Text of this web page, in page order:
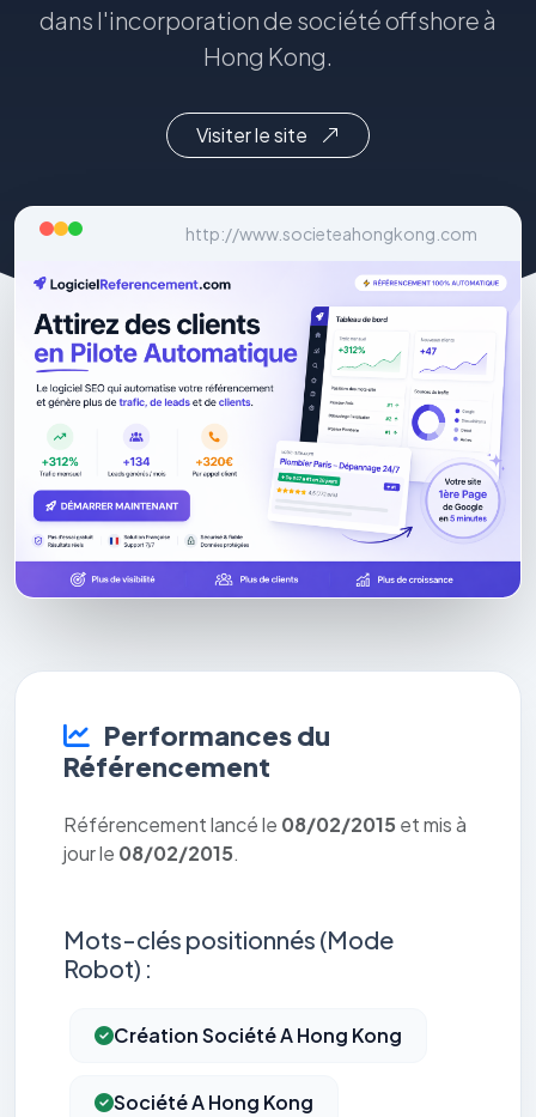
dans l'incorporation de société offshore à
Hong Kong.
Visiter le site
http://www.societeahongkong.com
Performances du
Référencement
Référencement lancé le 08/02/2015 et mis à
jour le 08/02/2015.
Mots-clés positionnés (Mode
Robot) :
Création Société A Hong Kong
Société A Hong Kong